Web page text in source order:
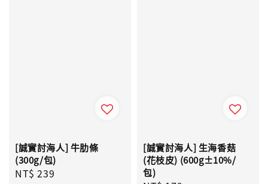
[誠實討海人] 牛肋條
(300g/包)
Regular
NT$ 239
[誠實討海人] 生海香菇
(花枝皮) (600g±10%/
包)